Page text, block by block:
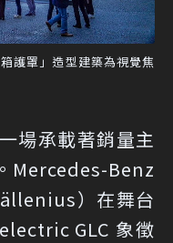
護罩」造型建築為視覺焦
場承載著銷量主
Mercedes-Benz
）在舞台
GLC 象徵